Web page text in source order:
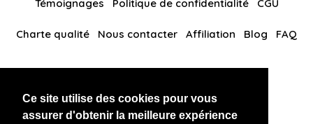
Ce site utilise des cookies pour vous
assurer d'obtenir la meilleure expérience
Témoignages Politique de confidentialité CGU
Charte qualité Nous contacter Affiliation Blog FAQ
BlackAndBeauties RussianKisses